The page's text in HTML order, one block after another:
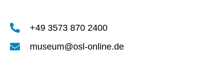
+49 3573 870 2400
museum@osl-online.de